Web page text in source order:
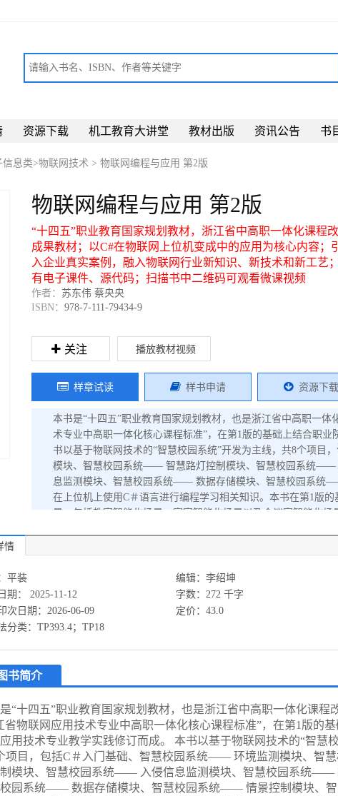
资源下载 机工教育大讲堂 教材出版 资讯公告 书
信息类>物联网技术 > 物联网编程与应用 第2版
物联网编程与应用 第2版
“十四五”职业教育国家规划教材，浙江省中高职一体化课程
成果教材；以C#在物联网上位机变成中的应用为核心内容；引
入企业真实案例，融入物联网行业新知识、新技术和新工艺
有电子课件、源代码；扫描书中二维码可观看微课视频
作者： 苏东伟 蔡央央
ISBN： 978-7-111-79434-9
关注 播放教材视频
样章试读 样书申请 资源下载
本书是“十四五”职业教育国家规划教材，也是浙江省中高职一
术专业中高职一体化核心课程标准”，在第1版的基础上结合职
书以基于物联网技术的“智慧校园系统”开发为主线，共8个项
模块、智慧校园系统—— 智慧路灯控制模块、智慧校园系统
息监测模块、智慧校园系统—— 数据存储模块、智慧校园系统
在上位机上使用C＃语言进行编程学习相关知识。本书在第1版
景，包括教室智能化场景、寝室智能化场景以及会议室智能化
术及相关专业的教材，也可作为物联网编程爱好者的自学参考
看），通过信息化教学手段，将纸质教材与课程资源有机结合，
有电子课件、源代码，选用本书作为教材的教师可以从机械工业
册下载或联系编辑（010-88379194）咨询。
情
平装 编辑：李绍坤
期： 2025-11-12
字数：272 千字
次日期：2026-06-09
定价：43.0
分类：TP393.4；TP18
书简介
“十四五”职业教育国家规划教材，也是浙江省中高职一体化课程
省物联网应用技术专业中高职一体化核心课程标准”，在第1版的
用技术专业教学实践修订而成。 本书以基于物联网技术的“智慧
项目，包括C＃入门基础、智慧校园系统—— 环境监测模块、智
模块、智慧校园系统—— 入侵信息监测模块、智慧校园系统——
园系统—— 数据存储模块、智慧校园系统—— 情景控制模块、智